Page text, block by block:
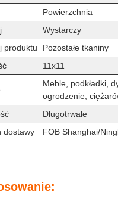
Powierzchnia
Wystarczy
produktu
Pozostałe tkaniny
11x11
Meble, podkładki,
ogrodzenie,
Długotrwałe
dostawy
FOB Shanghai/